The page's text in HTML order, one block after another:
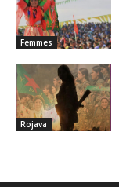
Femmes
Rojava